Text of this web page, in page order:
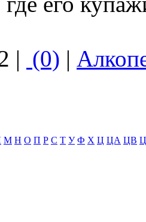
| (0) |
М Н О П Р С Т У Ф Х Ц ЦА ЦВ